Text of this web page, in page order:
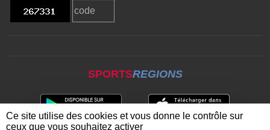
SPORTSREGIONS
Ce site utilise des cookies et vous donne le contrôle sur
ceux que vous souhaitez activer